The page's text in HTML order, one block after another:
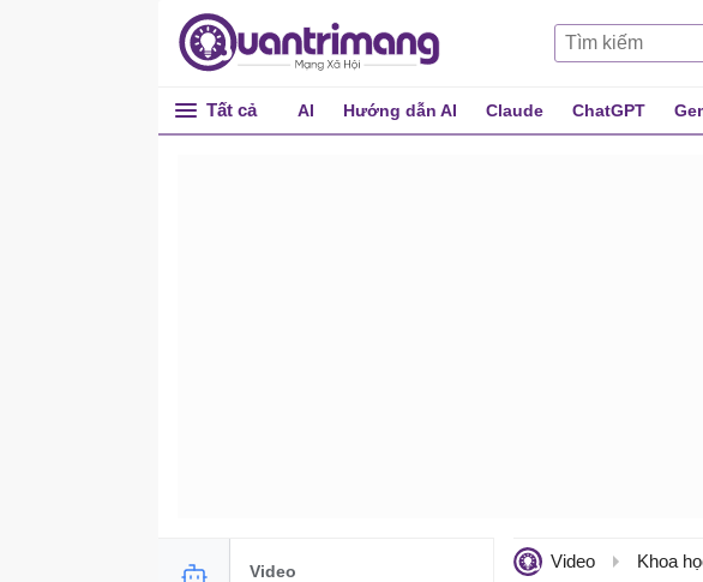
Tất cả AI Hướng dẫn AI Claude ChatGPT
Video Video Khoa